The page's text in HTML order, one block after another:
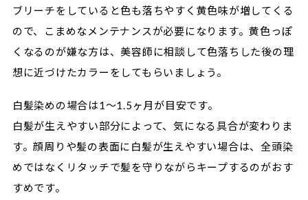
ブリーチをしていると色も落ちやすく黄色味が増してくる
ので、こまめなメンテナンスが必要になります。黄色っぽ
くなるのが嫌な方は、美容師に相談して色落ちした後の理
想に近づけたカラーをしてもらいましょう。
白髪染めの場合は1〜1.5ヶ月が目安です。
白髪が生えやすい部分によって、気になる具合が変わりま
す。顔周りや髪の表面に白髪が生えやすい場合は、全頭染
めではなくリタッチで髪を守りながらキープするのがおす
すめです。